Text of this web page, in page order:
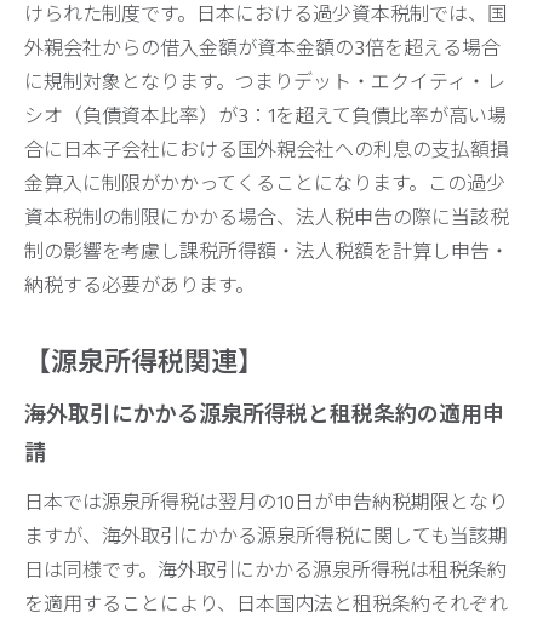
けられた制度です。日本における過少資本税制では、国
外親会社からの借入金額が資本金額の3倍を超える場合
に規制対象となります。つまりデット・エクイティ・レ
シオ（負債資本比率）が3：1を超えて負債比率が高い場
合に日本子会社における国外親会社への利息の支払額損
金算入に制限がかかってくることになります。この過少
資本税制の制限にかかる場合、法人税申告の際に当該税
制の影響を考慮し課税所得額・法人税額を計算し申告・
納税する必要があります。
【源泉所得税関連】
海外取引にかかる源泉所得税と租税条約の適用申
請
日本では源泉所得税は翌月の10日が申告納税期限となり
ますが、海外取引にかかる源泉所得税に関しても当該期
日は同様です。海外取引にかかる源泉所得税は租税条約
を適用することにより、日本国内法と租税条約それぞれ